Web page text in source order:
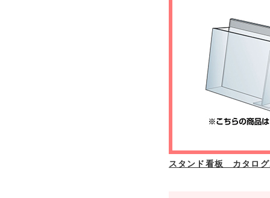
スタンド看板 カタロ